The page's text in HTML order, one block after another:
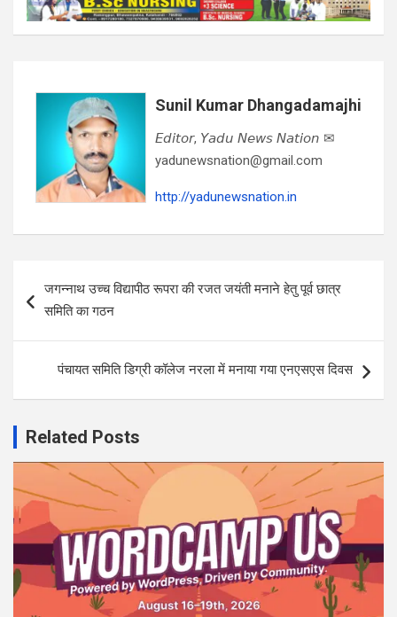
Sunil Kumar Dhangadamajhi
𝘌𝘥𝘪𝘵𝘰𝘳, 𝘠𝘢𝘥𝘶 𝘕𝘦𝘸𝘴 𝘕𝘢𝘵𝘪𝘰𝘯 ✉
yadunewsnation@gmail.com
http://yadunewsnation.in
navigation
जगन्नाथ उच्च विद्यापीठ रूपरा की रजत जयंती मनाने हेतु पूर्व छात्र
समिति का गठन
पंचायत समिति डिग्री कॉलेज नरला में मनाया गया एनएसएस दिवस
Related Posts